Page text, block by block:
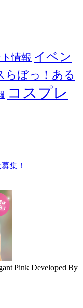
情報 イベン
らぼっ！ある
コスプレ
集！
Pink Developed By